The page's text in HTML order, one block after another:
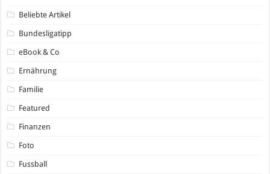
Beliebte Artikel
Bundesligatipp
eBook & Co
Ernährung
Familie
Featured
Finanzen
Foto
Fussball